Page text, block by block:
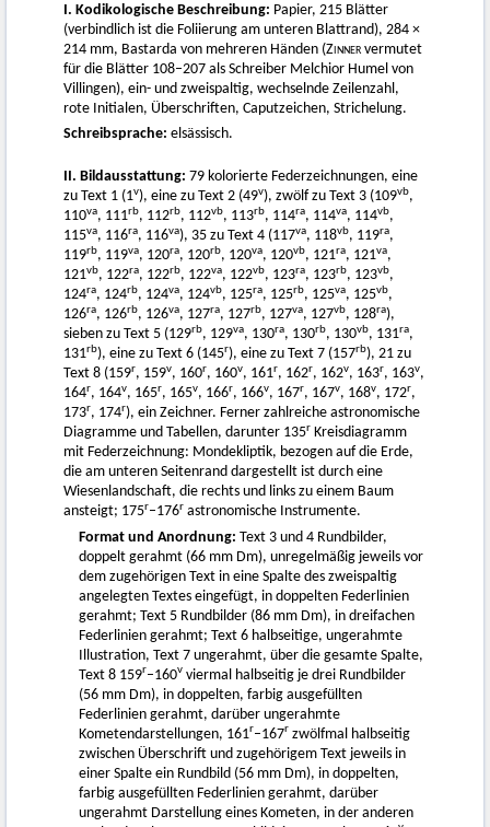
I. Kodikologische Beschreibung: Papier, 215 Blätter
(verbindlich ist die Foliierung am unteren Blattrand), 284 ×
214 mm, Bastarda von mehreren Händen (Zinner vermutet
für die Blätter 108–207 als Schreiber Melchior Humel von
Villingen), ein- und zweispaltig, wechselnde Zeilenzahl,
rote Initialen, Überschriften, Caputzeichen, Strichelung.
Schreibsprache: elsässisch.
II. Bildausstattung: 79 kolorierte Federzeichnungen, eine
zu Text 1 (1v), eine zu Text 2 (49v), zwölf zu Text 3 (109vb,
110va, 111rb, 112rb, 112vb, 113rb, 114ra, 114va, 114vb,
115va, 116ra, 116va), 35 zu Text 4 (117va, 118vb, 119ra,
119rb, 119va, 120ra, 120rb, 120va, 120vb, 121ra, 121va,
121vb, 122ra, 122rb, 122va, 122vb, 123ra, 123rb, 123vb,
124ra, 124rb, 124va, 124vb, 125ra, 125rb, 125va, 125vb,
126ra, 126rb, 126va, 127ra, 127rb, 127va, 127vb, 128ra),
sieben zu Text 5 (129rb, 129va, 130ra, 130rb, 130vb, 131ra,
131rb), eine zu Text 6 (145r), eine zu Text 7 (157rb), 21 zu
Text 8 (159r, 159v, 160r, 160v, 161r, 162r, 162v, 163r, 163v,
164r, 164v, 165r, 165v, 166r, 166v, 167r, 167v, 168v, 172r,
173r, 174r), ein Zeichner. Ferner zahlreiche astronomische
Diagramme und Tabellen, darunter 135r Kreisdiagramm
mit Federzeichnung: Mondekliptik, bezogen auf die Erde,
die am unteren Seitenrand dargestellt ist durch eine
Wiesenlandschaft, die rechts und links zu einem Baum
ansteigt; 175r–176r astronomische Instrumente.
Format und Anordnung: Text 3 und 4 Rundbilder,
doppelt gerahmt (66 mm Dm), unregelmäßig jeweils vor
dem zugehörigen Text in eine Spalte des zweispaltig
angelegten Textes eingefügt, in doppelten Federlinien
gerahmt; Text 5 Rundbilder (86 mm Dm), in dreifachen
Federlinien gerahmt; Text 6 halbseitige, ungerahmte
Illustration, Text 7 ungerahmt, über die gesamte Spalte,
Text 8 159r–160v viermal halbseitig je drei Rundbilder
(56 mm Dm), in doppelten, farbig ausgefüllten
Federlinien gerahmt, darüber ungerahmte
Kometendarstellungen, 161r–167r zwölfmal halbseitig
zwischen Überschrift und zugehörigem Text jeweils in
einer Spalte ein Rundbild (56 mm Dm), in doppelten,
farbig ausgefüllten Federlinien gerahmt, darüber
ungerahmt Darstellung eines Kometen, in der anderen